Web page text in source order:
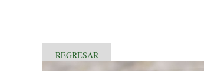
REGRESAR